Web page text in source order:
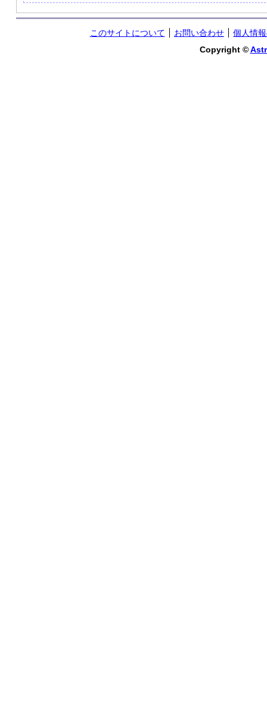
このサイトについて お問い合わせ
個人情
Copyright ©